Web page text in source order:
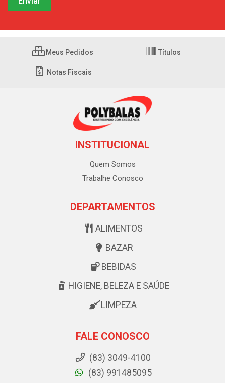
Meus Pedidos Títulos
Notas Fiscais
INSTITUCIONAL
Quem Somos
Trabalhe Conosco
DEPARTAMENTOS
ALIMENTOS
BAZAR
BEBIDAS
HIGIENE, BELEZA E SAÚDE
LIMPEZA
FALE CONOSCO
(83) 3049-4100
(83) 991485095